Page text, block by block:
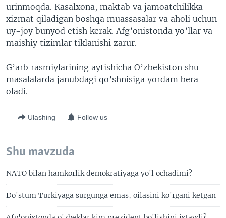
urinmoqda. Kasalxona, maktab va jamoatchilikka
xizmat qiladigan boshqa muassasalar va aholi uchun
uy-joy bunyod etish kerak. Afg’onistonda yo’llar va
maishiy tizimlar tiklanishi zarur.
G’arb rasmiylarining aytishicha O’zbekiston shu
masalalarda janubdagi qo’shnisiga yordam bera
oladi.
Ulashing Follow us
Shu mavzuda
NATO bilan hamkorlik demokratiyaga yo'l ochadimi?
Do'stum Turkiyaga surgunga emas, oilasini ko'rgani ketgan